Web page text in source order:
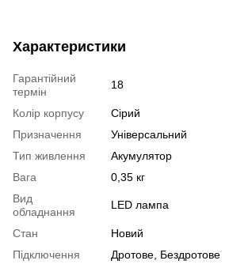
Характеристики
Гарантійний
термін
18
Колір корпусу
Сірий
Призначення
Універсальний
Тип живлення
Акумулятор
Вага
0,35 кг
Вид
обладнання
LED лампа
Стан
Новий
Підключення
Дротове, Бездротове